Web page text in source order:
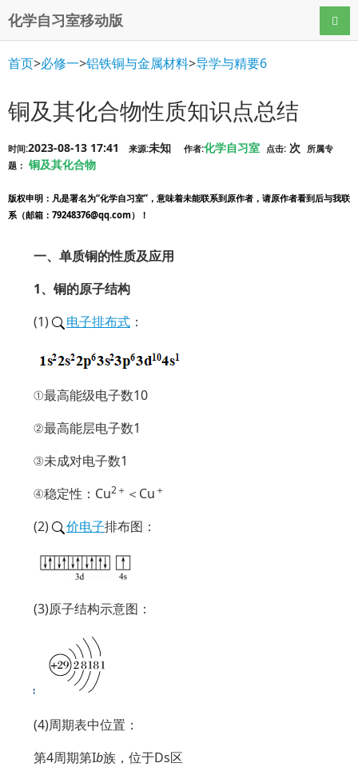
化学自习室移动版 导航
首页>必修一>铝铁铜与金属材料>导学与精要6
铜及其化合物性质知识点总结
时间:2023-08-13 17:41 来源:未知 作者:化学自习室 点击: 次
所属专
题： 铜及其化合物
版权申明 ：凡是署名为“化学自习室”，意味着未能联系到原作者，请原作者看到后与我联
系（邮箱：79248376@qq.com）！
一、单质铜的性质及应用
1、铜的原子结构
(1)
电子排布式 ：
①最高能级电子数10
②最高能层电子数1
③未成对电子数1
④稳定性：Cu2＋ ＜Cu ＋
(2) 价电子排布图：
(3)原子结构示意图：
(4)周期表中位置：
第4周期第Ib族，位于Ds区